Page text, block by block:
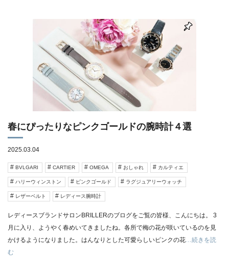
春にぴったりなピンクゴールドの腕時計４選
2025.03.04
BVLGARI CARTIER OMEGA おしゃれ カルティエ
ハリーウィンストン ピンクゴールド ラグジュアリーウォッチ
レザーベルト レディース腕時計
レディースブランドサロンBRILLERのブログをご覧の皆様、こんにちは。 3
月に入り、ようやく春めいてきましたね。各所で梅の花が咲いているのを見
かけるようになりました。はんなりとした可愛らしいピンクの花…続きを読
む